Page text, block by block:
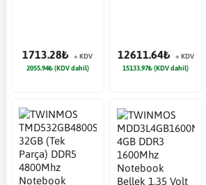
1713.28₺
+ KDV
2055.94₺ (KDV dahil)
12611.64₺
+ KDV
15133.97₺ (KDV dahil)